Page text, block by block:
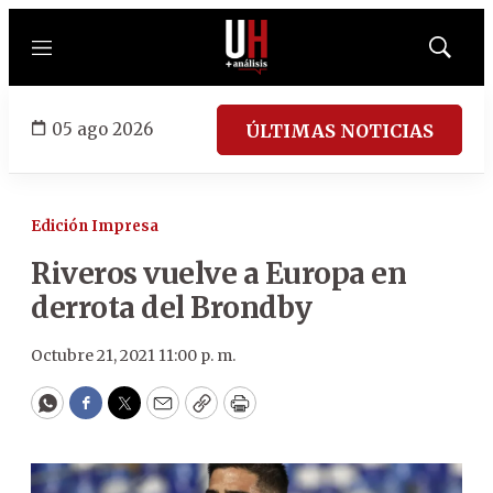
Menú
Mostrar
05 ago 2026 ÚLTIMAS NOTICIAS
Edición Impresa
Riveros vuelve a Europa en
derrota del Brondby
Octubre 21, 2021 11:00 p. m.
WhatsApp
Facebook
Twitter
EmailCopyPrint